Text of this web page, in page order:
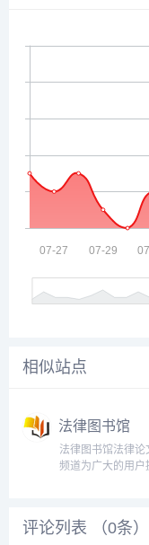
相似站点
法律图书馆
法律图书馆法律论
频道为广大的用户
法制度、国际法等
评论列表 （0条）